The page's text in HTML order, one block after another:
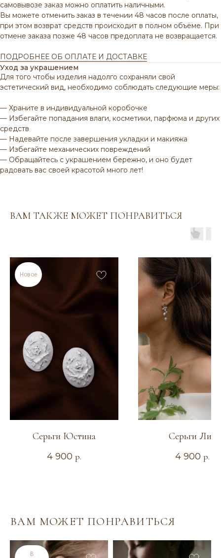
самовывозе заказ можно оплатить наличными.
Вы можете отменить заказ в течении 48 часов после оплаты,
при этом возврат средств происходит в полном объёме. При
отмене заказа позже 48 часов предоплата не возвращается.
ПОДРОБНЕЕ ОБ ОПЛАТЕ И ДОСТАВКЕ
Уход за украшением
Для того чтобы изделия надолго сохраняли свой
эстетический вид, необходимо соблюдать следующие меры:
— Храните в индивидуальной коробочке
— Избегайте попадания влаги, косметики, парфюма и других
средств
— Надевайте после завершения укладки и макияжа
— Избегайте механических повреждений
— Обращайтесь с украшением бережно, и оно будет
радовать вас своей красотой много лет!
ВАМ ТАКЖЕ МОЖЕТ ПОНРАВИТЬСЯ
Новое
Серьги Юстина
4 900 р.
Серьги Лия
4 900 р.
ВАМ МОЖЕТ ПОНРАВИТЬСЯ
В
ЗАКАЗ